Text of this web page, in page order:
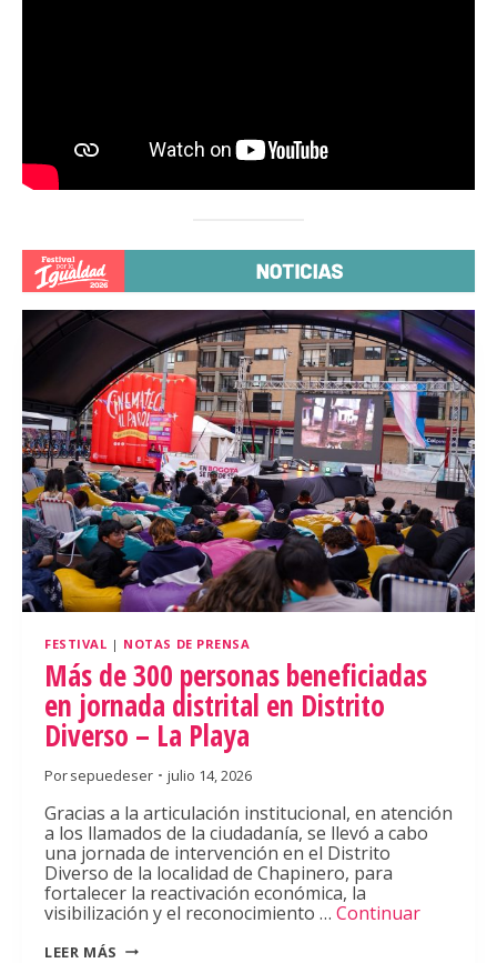
FESTIVAL | NOTAS DE PRENSA
Más de 300 personas beneficiadas
en jornada distrital en Distrito
Diverso – La Playa
Porsepuedeser julio 14, 2026
Gracias a la articulación institucional, en atención
a los llamados de la ciudadanía, se llevó a cabo
una jornada de intervención en el Distrito
Diverso de la localidad de Chapinero, para
fortalecer la reactivación económica, la
visibilización y el reconocimiento … Continuar
LEER MÁS MÁS